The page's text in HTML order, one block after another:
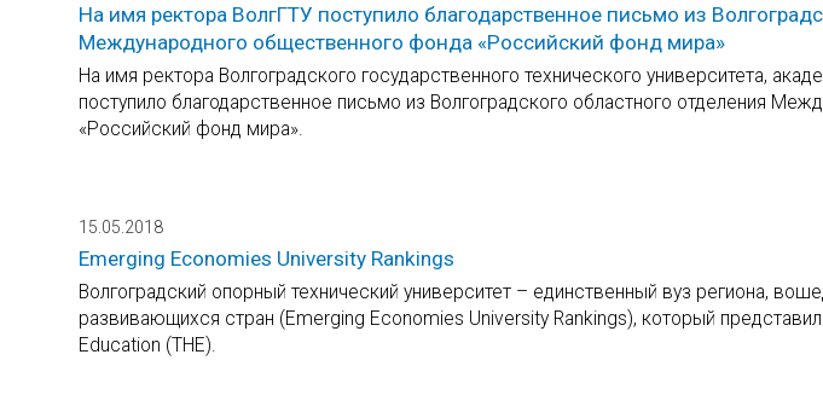
На имя ректора ВолгГТУ поступило благодарственное письмо из
Международного общественного фонда «Российский фонд мира»
На имя ректора Волгоградского государственного технического университета,
поступило благодарственное письмо из Волгоградского областного отделения
«Российский фонд мира».
15.05.2018
Emerging Economies University Rankings
Волгоградский опорный технический университет – единственный вуз региона,
развивающихся стран (Emerging Economies University Rankings), который
Education (THE).